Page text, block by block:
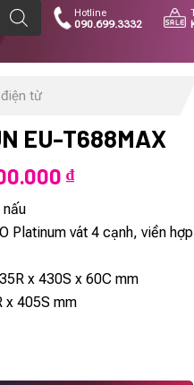
Hotline
090.699.3332
từ
EU-T688MAX
₫.
₫Giá
tại
là:
nấu
Platinum vát 4 cạnh, viền hợp
x 430S x 60C mm
x 405S mm